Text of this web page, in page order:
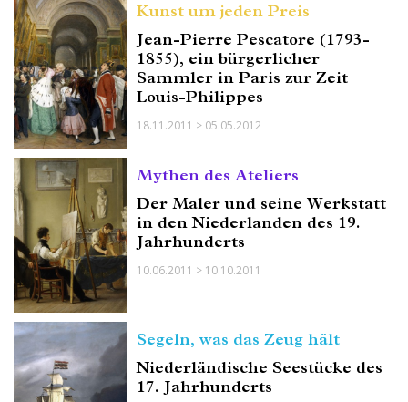
Kunst um jeden Preis
Jean-Pierre Pescatore (1793-
1855), ein bürgerlicher
Sammler in Paris zur Zeit
Louis-Philippes
18.11.2011 > 05.05.2012
Mythen des Ateliers
Der Maler und seine Werkstatt
in den Niederlanden des 19.
Jahrhunderts
10.06.2011 > 10.10.2011
Segeln, was das Zeug hält
Niederländische Seestücke des
17. Jahrhunderts